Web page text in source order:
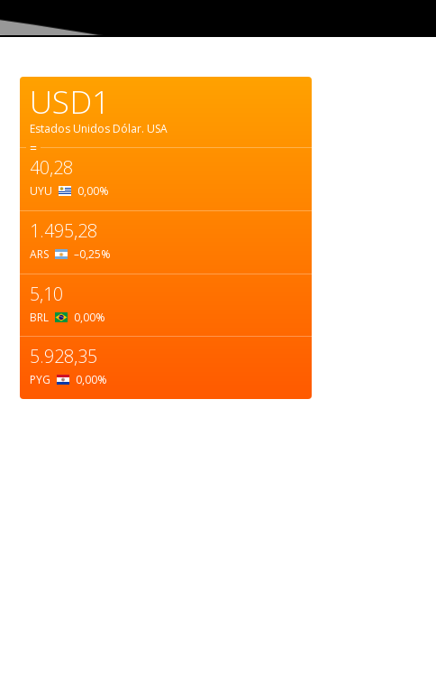
USD1
Estados Unidos Dólar. USA
=
40,28
UYU 0,00%
1.495,28
ARS –0,25%
5,10
BRL 0,00%
5.928,35
PYG 0,00%